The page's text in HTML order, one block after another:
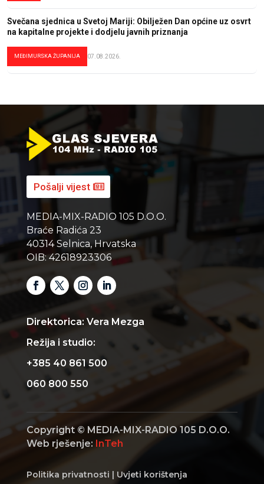
Svečana sjednica u Svetoj Mariji: Obilježen Dan općine uz osvrt
na kapitalne projekte i dodjelu javnih priznanja
MEĐIMURSKA ŽUPANIJA 07.08.2026.
Pošalji vijest
MEDIA-MIX-RADIO 105 D.O.O.
Braće Radića 23
40314 Selnica, Hrvatska
OIB: 42618923306
Direktorica: Vera Mezga
Režija i studio:
+385 40 861 500
060 800 550
Copyright © MEDIA-MIX-RADIO 105 D.O.O.
Web rješenje: InTeh
Politika privatnosti | Uvjeti korištenja